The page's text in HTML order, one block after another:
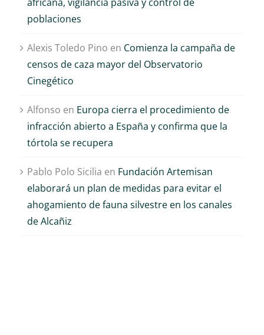
poblaciones
Alexis Toledo Pino en Comienza la campaña de
censos de caza mayor del Observatorio
Cinegético
Alfonso en Europa cierra el procedimiento de
infracción abierto a España y confirma que la
tórtola se recupera
Pablo Polo Sicilia en Fundación Artemisan
elaborará un plan de medidas para evitar el
ahogamiento de fauna silvestre en los canales
de Alcañiz